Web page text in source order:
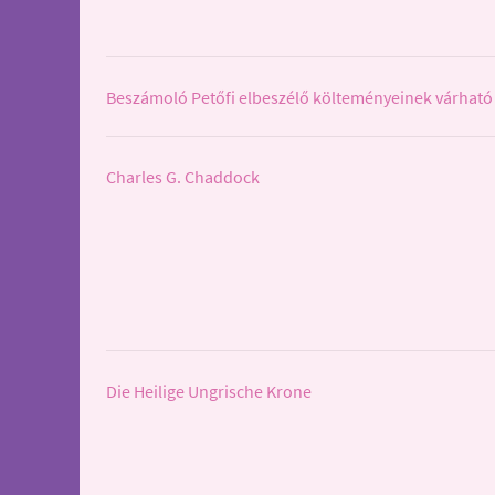
Beszámoló Petőfi elbeszélő költeményeinek
Charles G. Chaddock
Die Heilige Ungrische Krone